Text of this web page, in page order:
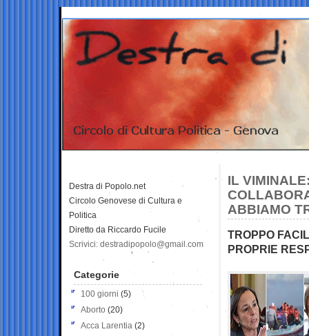
IL
ABBIAMO
TROPPO
PROPRIE
Destra di Popolo.net
Circolo Genovese di Cultura e
Politica
Diretto da Riccardo Fucile
Scrivici: destradipopolo@gmail.com
Categorie
100 giorni (5)
Aborto (20)
Acca Larentia (2)